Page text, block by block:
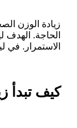
زيادة الوزن
الحاجة. الهدف
الاستمرار. في
كيف تبدأ